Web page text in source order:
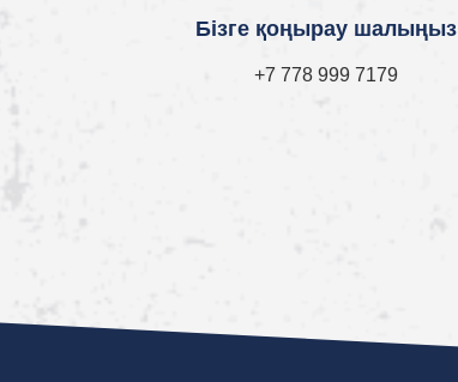
Бізге қоңырау шалыңыз
+7 778 999 7179